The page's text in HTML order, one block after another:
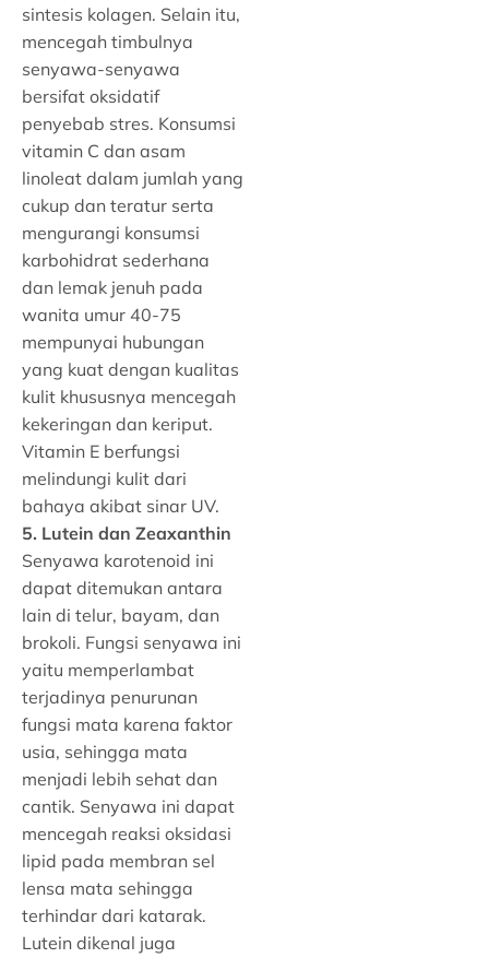
sintesis kolagen. Selain itu,
mencegah timbulnya
senyawa-senyawa
bersifat oksidatif
penyebab stres. Konsumsi
vitamin C dan asam
linoleat dalam jumlah yang
cukup dan teratur serta
mengurangi konsumsi
karbohidrat sederhana
dan lemak jenuh pada
wanita umur 40-75
mempunyai hubungan
yang kuat dengan kualitas
kulit khususnya mencegah
kekeringan dan keriput.
Vitamin E berfungsi
melindungi kulit dari
bahaya akibat sinar UV.
5. Lutein dan Zeaxanthin
Senyawa karotenoid ini
dapat ditemukan antara
lain di telur, bayam, dan
brokoli. Fungsi senyawa ini
yaitu memperlambat
terjadinya penurunan
fungsi mata karena faktor
usia, sehingga mata
menjadi lebih sehat dan
cantik. Senyawa ini dapat
mencegah reaksi oksidasi
lipid pada membran sel
lensa mata sehingga
terhindar dari katarak.
Lutein dikenal juga